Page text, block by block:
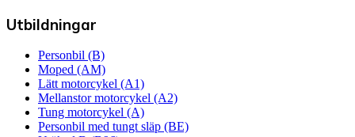
Utbildningar
Personbil (B)
Moped (AM)
Lätt motorcykel (A1)
Mellanstor motorcykel (A2)
Tung motorcykel (A)
Personbil med tungt släp (BE)